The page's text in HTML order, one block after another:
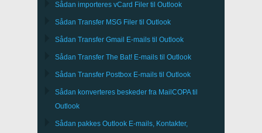
Sådan importeres vCard Filer til Outlook
Sådan Transfer MSG Filer til Outlook
Sådan Transfer Gmail E-mails til Outlook
Sådan Transfer The Bat! E-mails til Outlook
Sådan Transfer Postbox E-mails til Outlook
Sådan konverteres beskeder fra MailCOPAtil
Outlook
Sådan pakkes Outlook E-mails, Kontakter,